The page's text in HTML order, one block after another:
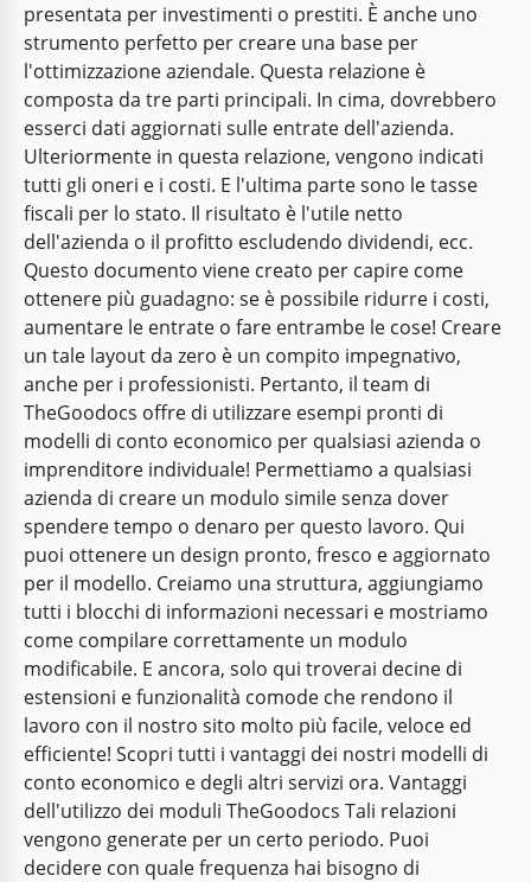
presentata per investimenti o prestiti. È anche uno
strumento perfetto per creare una base per
l'ottimizzazione aziendale. Questa relazione è
composta da tre parti principali. In cima, dovrebbero
esserci dati aggiornati sulle entrate dell'azienda.
Ulteriormente in questa relazione, vengono indicati
tutti gli oneri e i costi. E l'ultima parte sono le tasse
fiscali per lo stato. Il risultato è l'utile netto
dell'azienda o il profitto escludendo dividendi, ecc.
Questo documento viene creato per capire come
ottenere più guadagno: se è possibile ridurre i costi,
aumentare le entrate o fare entrambe le cose! Creare
un tale layout da zero è un compito impegnativo,
anche per i professionisti. Pertanto, il team di
TheGoodocs offre di utilizzare esempi pronti di
modelli di conto economico per qualsiasi azienda o
imprenditore individuale! Permettiamo a qualsiasi
azienda di creare un modulo simile senza dover
spendere tempo o denaro per questo lavoro. Qui
puoi ottenere un design pronto, fresco e aggiornato
per il modello. Creiamo una struttura, aggiungiamo
tutti i blocchi di informazioni necessari e mostriamo
come compilare correttamente un modulo
modificabile. E ancora, solo qui troverai decine di
estensioni e funzionalità comode che rendono il
lavoro con il nostro sito molto più facile, veloce ed
efficiente! Scopri tutti i vantaggi dei nostri modelli di
conto economico e degli altri servizi ora. Vantaggi
dell'utilizzo dei moduli TheGoodocs Tali relazioni
vengono generate per un certo periodo. Puoi
decidere con quale frequenza hai bisogno di